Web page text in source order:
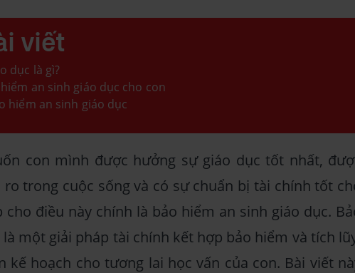
viết
dục là gì?
an sinh giáo dục cho con
hiểm an sinh giáo dục
con mình được hưởng sự giáo dục tốt nhất,
trong cuộc sống và có sự chuẩn bị tài chính tốt
cho điều này chính là bảo hiểm an sinh giáo dục.
một giải pháp tài chính kết hợp bảo hiểm và tích
kế hoạch cho tương lai học vấn của con. Bài viết